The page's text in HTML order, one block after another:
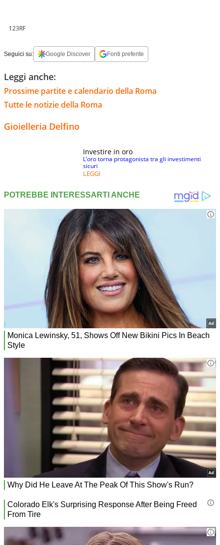
123RF
Seguici su: Google Discover Fonti preferite
Leggi anche:
Prossime partite e calendario della Roma
Tutte le notizie della Roma
Gioielleria Delfino
Investire in oro
L’oro torna protagonista tra gli investimenti
sicuri
LEGGI